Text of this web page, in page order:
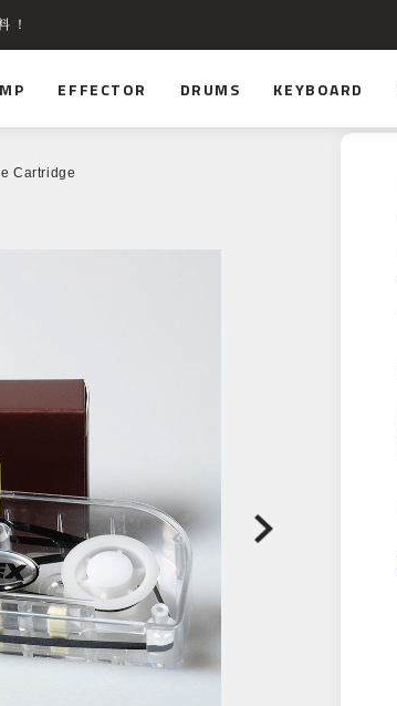
！
EFFECTOR DRUMS KEYBOARD
Cartridge